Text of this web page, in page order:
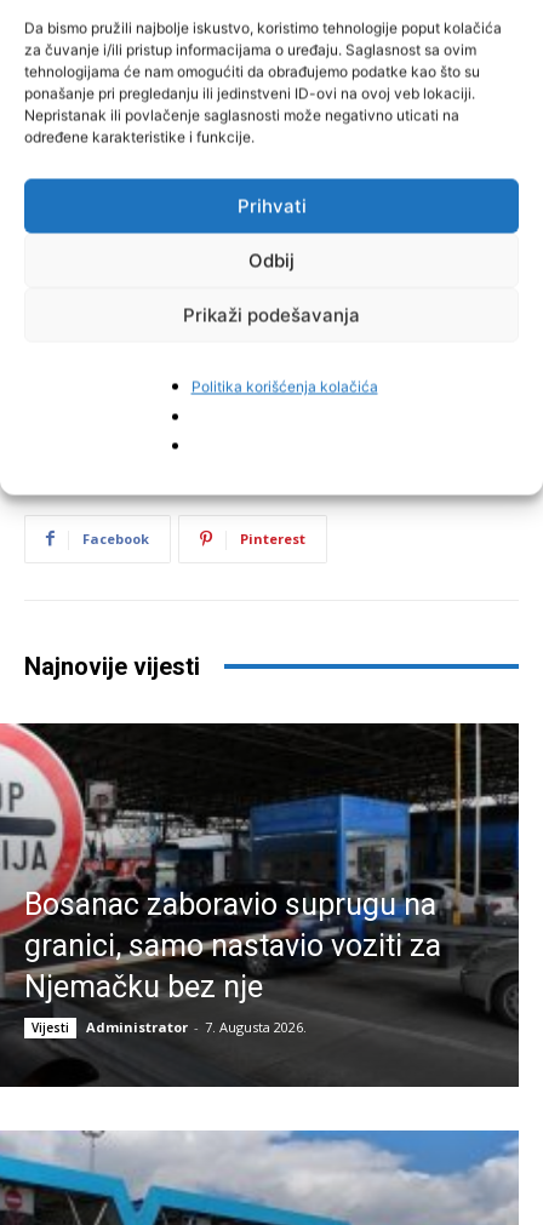
Da bismo pružili najbolje iskustvo, koristimo tehnologije poput kolačića
za čuvanje i/ili pristup informacijama o uređaju. Saglasnost sa ovim
tehnologijama će nam omogućiti da obrađujemo podatke kao što su
ponašanje pri pregledanju ili jedinstveni ID-ovi na ovoj veb lokaciji.
Nepristanak ili povlačenje saglasnosti može negativno uticati na
određene karakteristike i funkcije.
Prihvati
Odbij
Prikaži podešavanja
Politika korišćenja kolačića
Facebook Pinterest
Najnovije vijesti
Bosanac zaboravio suprugu na
granici, samo nastavio voziti za
Njemačku bez nje
Vijesti Administrator - 7. Augusta 2026.